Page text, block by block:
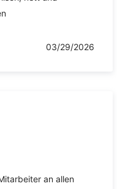
03/29/2026
an allen